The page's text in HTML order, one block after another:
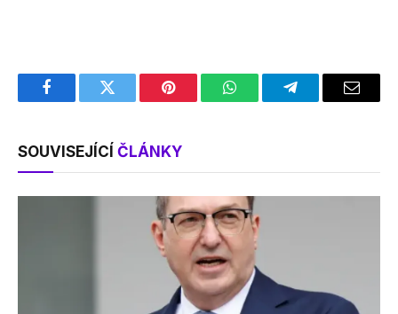
FacebookTwitter Pinterest WhatsAppTelegramEmail
SOUVISEJÍCÍ ČLÁNKY